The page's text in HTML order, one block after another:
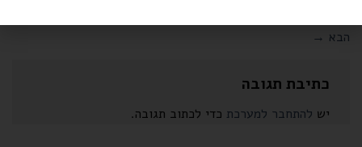
הבא →
כתיבת תגובה
יש להתחבר למערכת כדי לכתוב תגובה.